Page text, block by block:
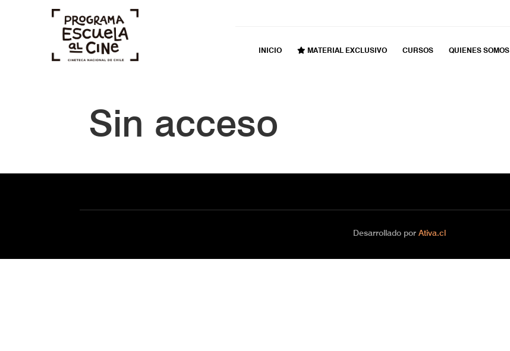
INICIO MATERIAL EXCLUSIVO CURSOS QUIENES SOMOS
Sin acceso
Desarrollado por Ativa.cl